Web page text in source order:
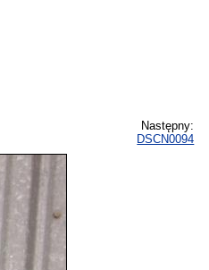
Następny:
DSCN0094